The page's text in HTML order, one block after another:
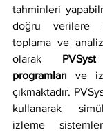
tahminleri
doğru verilere
toplama ve
olarak
programları ve
çıkmaktadır.
kullanarak
izleme